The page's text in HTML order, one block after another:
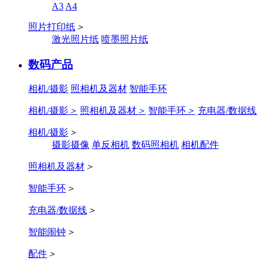
A3 A4
照片打印纸 ＞
激光照片纸 喷墨照片纸
数码产品
相机/摄影 照相机及器材 智能手环
相机/摄影 ＞ 照相机及器材 ＞ 智能手环 ＞ 充电器/数据线
相机/摄影 ＞
摄影摄像 单反相机 数码照相机 相机配件
照相机及器材 ＞
智能手环 ＞
充电器/数据线 ＞
智能闹钟 ＞
配件 ＞